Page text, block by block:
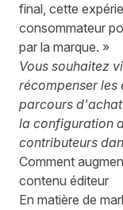
final, cette
consommateur
par la marque. »
Vous souhaitez
récompenser les
parcours
la configuration
contributeurs
Comment
contenu éditeur
En matière de